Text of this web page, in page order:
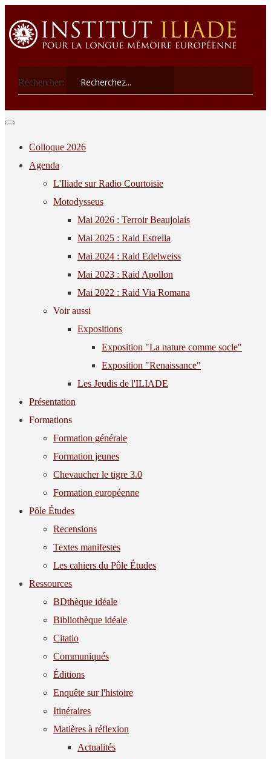
Rechercher:
Colloque 2026
Agenda
L'Iliade sur Radio Courtoisie
Motodysseus
Mai 2026 : Terroir Beaujolais
Mai 2025 : Raid Estrella
Mai 2024 : Raid Edelweiss
Mai 2023 : Raid Apollon
Mai 2022 : Raid Via Romana
Voir aussi
Expositions
Exposition "La nature comme socle"
Exposition "Renaissance"
Les Jeudis de l'ILIADE
Présentation
Formations
Formation générale
Formation jeunes
Chevaucher le tigre 3.0
Formation européenne
Pôle Études
Recensions
Textes manifestes
Les cahiers du Pôle Études
Ressources
BDthèque idéale
Bibliothèque idéale
Citatio
Communiqués
Éditions
Enquête sur l'histoire
Itinéraires
Matières à réflexion
Actualités